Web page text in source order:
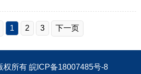
1 2 3 下一页
权所有 皖ICP备18007485号-8